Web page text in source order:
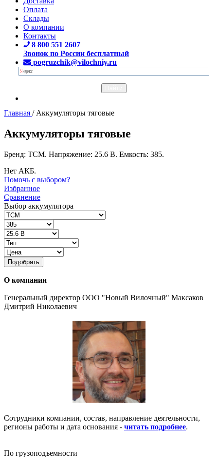
Оплата
Склады
О компании
Контакты
8 800 551 2607
Звонок по России бесплатный
pogruzchik@vilochniy.ru
Главная / Аккумуляторы тяговые
Аккумуляторы тяговые
Бренд: TCM. Напряжение: 25.6 В. Емкость: 385.
Нет АКБ.
Помочь с выбором?
Избранное
Сравнение
Выбор аккумулятора
Подобрать
О компании
Генеральный директор ООО "Новый Вилочный" Максаков
Дмитрий Николаевич
Сотрудники компании, состав, направление деятельности,
регионы работы и дата основания - читать подробнее.
По грузоподъемности